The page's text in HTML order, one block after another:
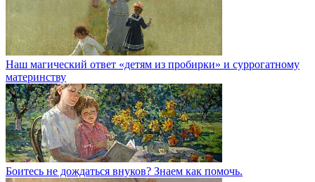
Наш магический ответ «детям из пробирки» и суррогатному
материнству
Боитесь не дождаться внуков? Знаем как помочь.